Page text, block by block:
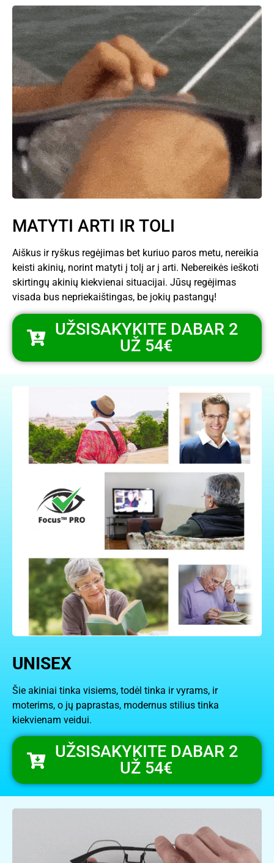
MATYTI ARTI IR TOLI
Aiškus ir ryškus regėjimas bet kuriuo paros metu, nereikia
keisti akinių, norint matyti į tolį ar į arti. Nebereikės ieškoti
skirtingų akinių kiekvienai situacijai. Jūsų regėjimas
visada bus nepriekaištingas, be jokių pastangų!
UŽSISAKYKITE DABAR 2
UŽ 54€
UNISEX
Šie akiniai tinka visiems, todėl tinka ir vyrams, ir
moterims, o jų paprastas, modernus stilius tinka
kiekvienam veidui.
UŽSISAKYKITE DABAR 2
UŽ 54€